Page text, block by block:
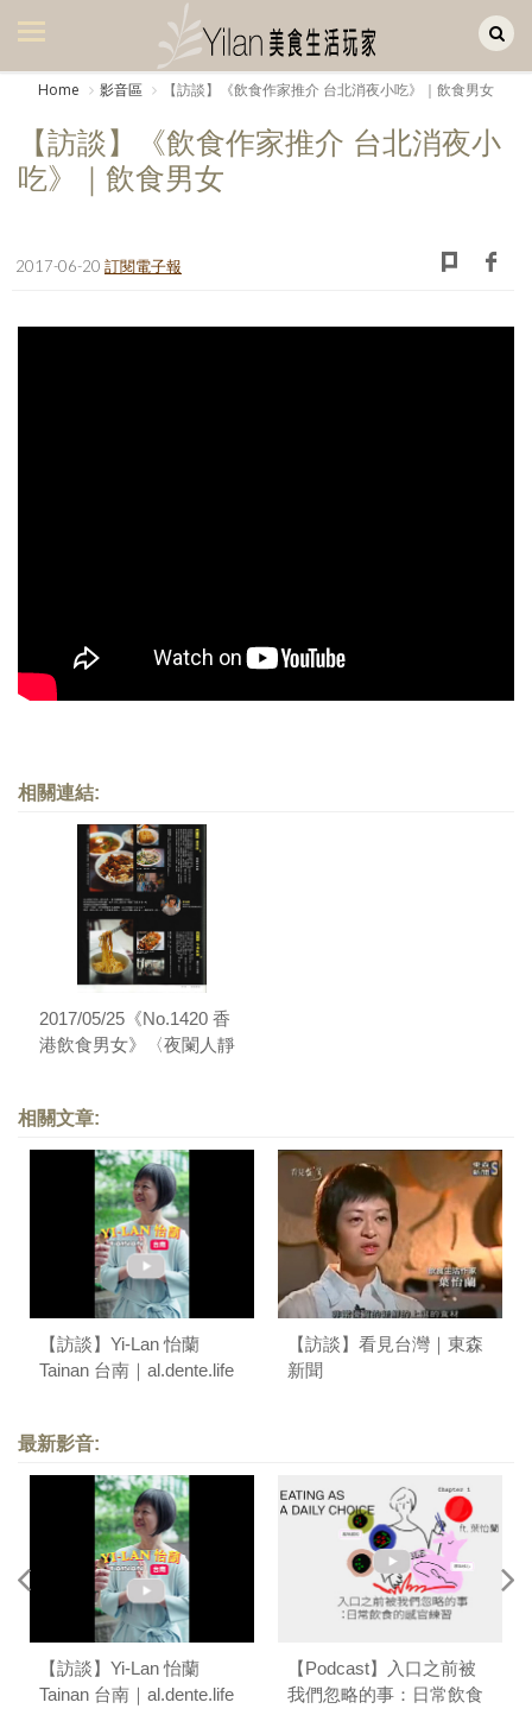
美食集
廚房集
旅遊美食集
創意出版服務
歷史區
個人著作
活動實況記錄
媒體報導一覽
合作與代言
Home 影音區 【訪談】《飲食作家推介 台北消夜小吃》｜飲食男女
【訪談】《飲食作家推介 台北消夜小
吃》｜飲食男女
2017-06-20 訂閱電子報
相關連結:
2017/05/25《No.1420 香
港飲食男女》〈夜闌人靜
相關文章:
【訪談】Yi-Lan 怡蘭
Tainan 台南｜al.dente.life
【訪談】看見台灣｜東森
新聞
最新影音:
【訪談】Yi-Lan 怡蘭
Tainan 台南｜al.dente.life
【Podcast】入口之前被
我們忽略的事：日常飲食